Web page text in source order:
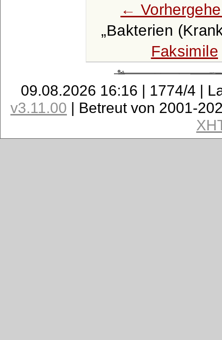
←
Bakterien
Faksimile
09.08.2026 16:16 | 1774/4 |
v3.11.00 | Betreut von 2001-